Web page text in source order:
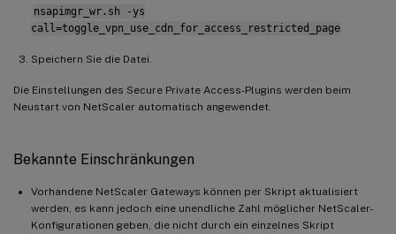
nsapimgr_wr.sh -ys
call=toggle_vpn_use_cdn_for_access_restricted_page
Speichern Sie die Datei.
Die Einstellungen des Secure Private Access-Plugins werden beim
Neustart von NetScaler automatisch angewendet.
Bekannte Einschränkungen
Vorhandene NetScaler Gateways können per Skript aktualisiert
werden, es kann jedoch eine unendliche Zahl möglicher NetScaler-
Konfigurationen geben, die nicht durch ein einzelnes Skript